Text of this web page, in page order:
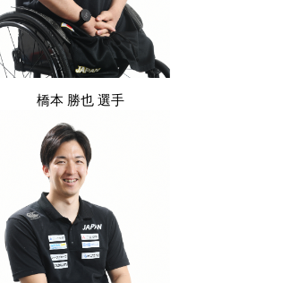
橋本 勝也 選手